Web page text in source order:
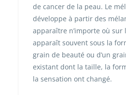
de cancer de la peau. Le
développe à partir des
apparaître n’importe où sur
apparaît souvent sous la
grain de beauté ou d’un
existant dont la taille, la
la sensation ont changé.